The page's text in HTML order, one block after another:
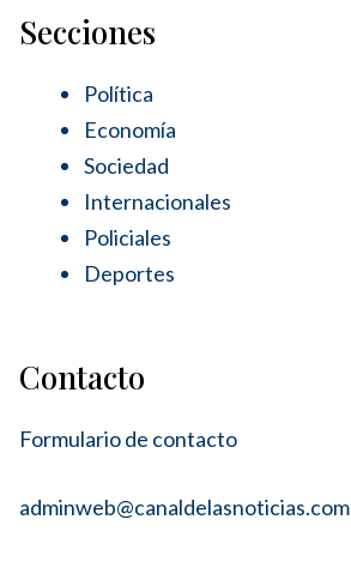
Secciones
Política
Economía
Sociedad
Internacionales
Policiales
Deportes
Contacto
Formulario de contacto
adminweb@canaldelasnoticias.com